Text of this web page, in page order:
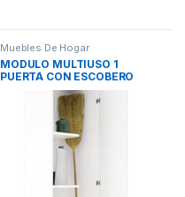
Muebles De Hogar
MODULO MULTIUSO 1
PUERTA CON ESCOBERO